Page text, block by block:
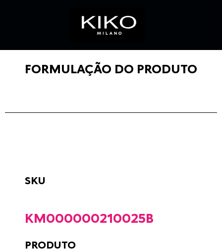
FORMULAÇÃO DO PRODUTO
SKU
KM000000210025B
PRODUTO